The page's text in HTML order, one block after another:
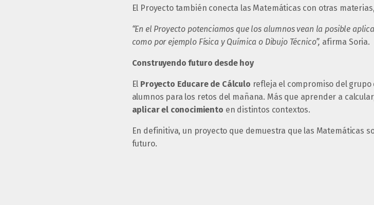
El Proyecto también conecta las Matemáticas con otras
“En el Proyecto potenciamos que los alumnos vean la posible
como por ejemplo Física y Química o Dibujo Técnico”, afirma Soria.
Construyendo futuro desde hoy
El Proyecto Educare de Cálculo refleja el compromiso del
alumnos para los retos del mañana. Más que aprender a
aplicar el conocimiento en distintos contextos.
En definitiva, un proyecto que demuestra que las Matemáticas
futuro.